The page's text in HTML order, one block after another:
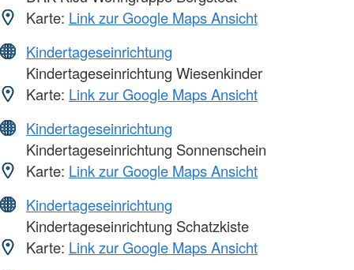
Karte: Link zur Google Maps Ansicht
Kindertageseinrichtung
Kindertageseinrichtung Wiesenkinder
Karte: Link zur Google Maps Ansicht
Kindertageseinrichtung
Kindertageseinrichtung Sonnenschein
Karte: Link zur Google Maps Ansicht
Kindertageseinrichtung
Kindertageseinrichtung Schatzkiste
Karte: Link zur Google Maps Ansicht